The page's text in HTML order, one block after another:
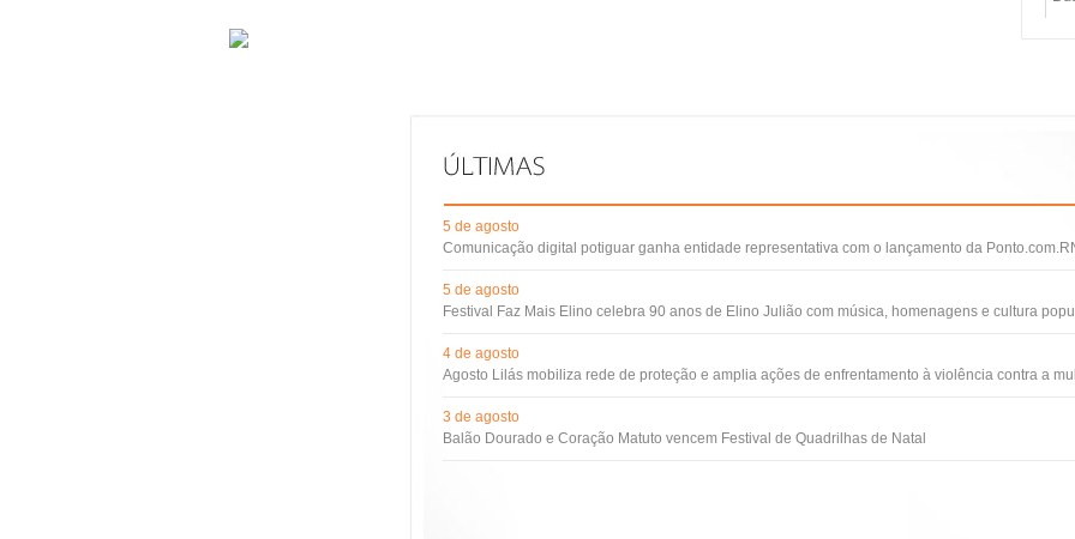
5 de agosto
Comunicação digital potiguar ganha entidade representativa com o lançamento da
5 de agosto
Festival Faz Mais Elino celebra 90 anos de Elino Julião com música, homenagens e cultura
4 de agosto
Agosto Lilás mobiliza rede de proteção e amplia ações de enfrentamento à violência contra a
3 de agosto
Balão Dourado e Coração Matuto vencem Festival de Quadrilhas de Natal